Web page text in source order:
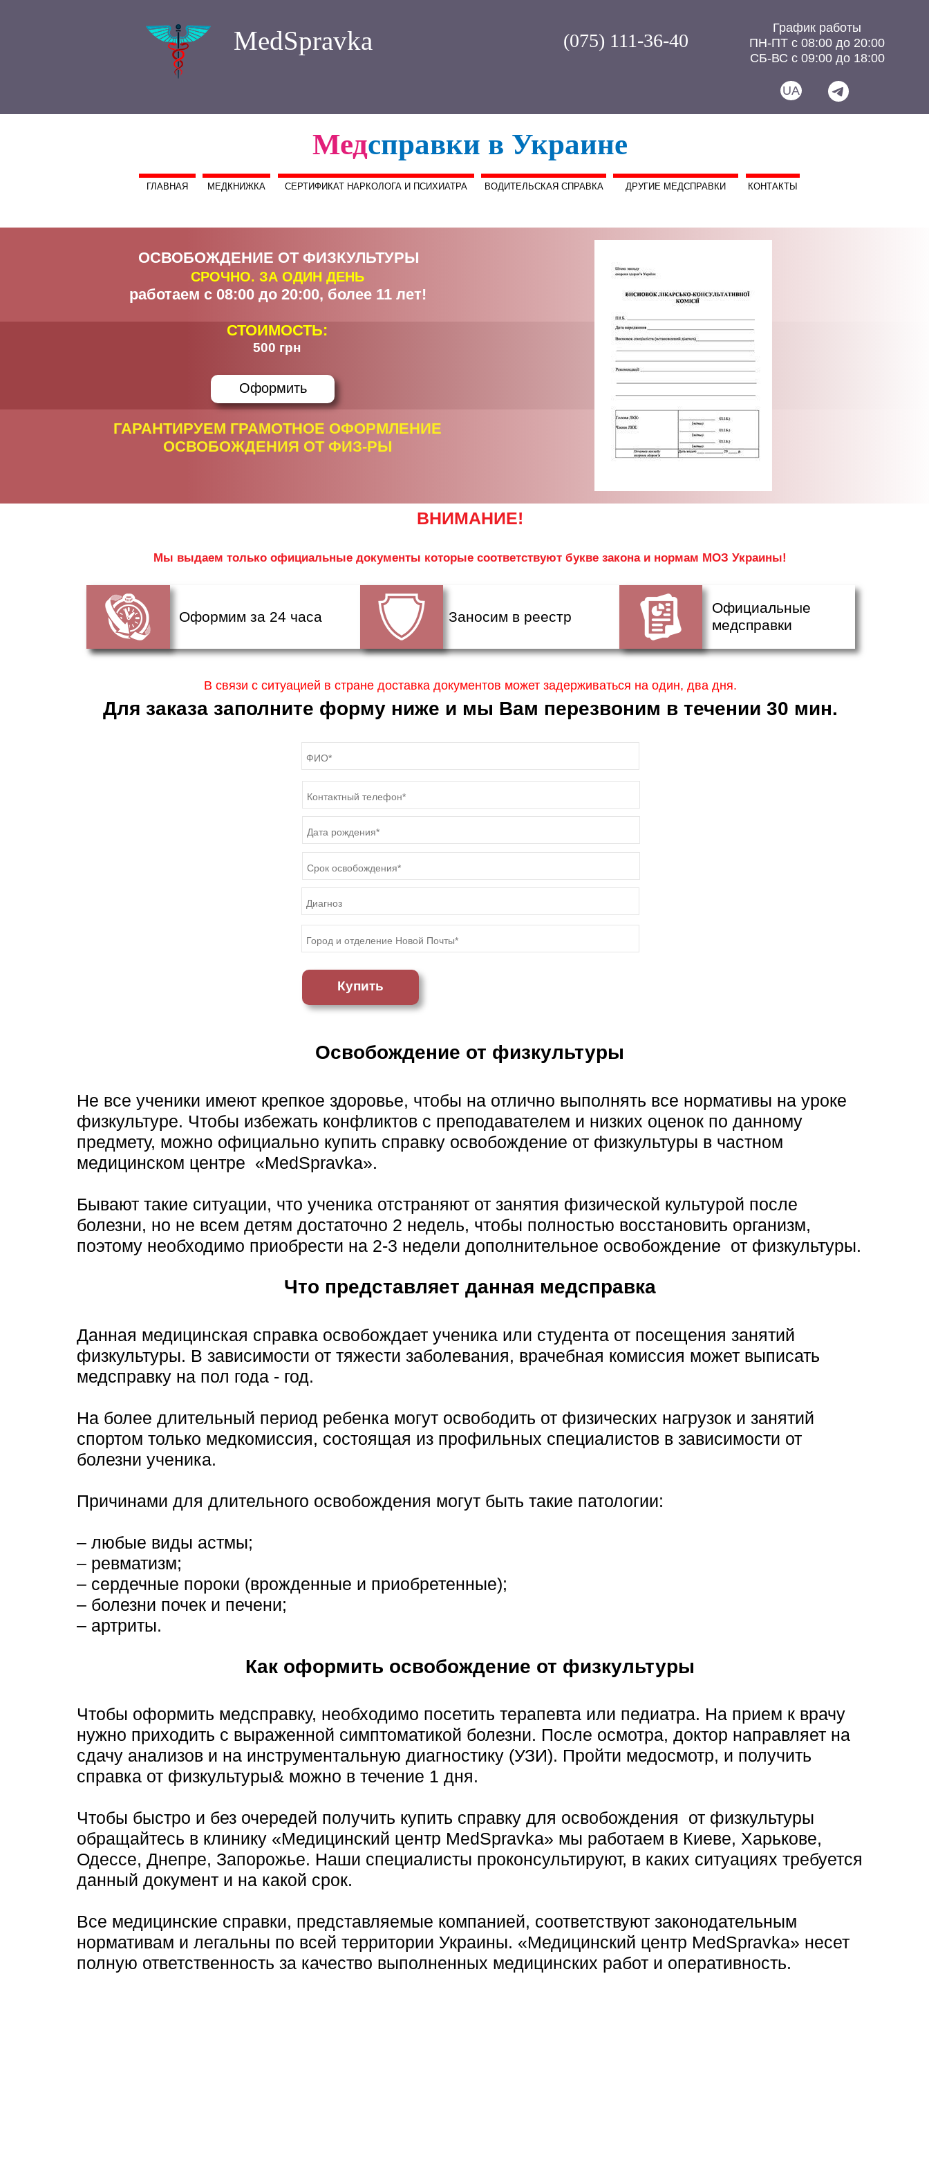
MedSpravka (075) 111-36-40
График работы
ПН-ПТ с 08:00 до 20:00
СБ-ВС с 09:00 до 18:00
UA
Медсправки в Украине
ГЛАВНАЯ МЕДКНИЖКА СЕРТИФИКАТ НАРКОЛОГА И ПСИХИАТРА ВОДИТЕЛЬСКАЯ СПРАВКА ДРУГИЕ МЕДСПРАВКИ КОНТАКТЫ
ОСВОБОЖДЕНИЕ ОТ ФИЗКУЛЬТУРЫ
СРОЧНО. ЗА ОДИН ДЕНЬ
работаем с 08:00 до 20:00, более 11 лет!
СТОИМОСТЬ:
500 грн
Оформить
ГАРАНТИРУЕМ ГРАМОТНОЕ ОФОРМЛЕНИЕ
ОСВОБОЖДЕНИЯ ОТ ФИЗ-РЫ
ВНИМАНИЕ!
Мы выдаем только официальные документы которые соответствуют букве закона и нормам МОЗ Украины!
Оформим за 24 часа Заносим в реестр
Официальные
медсправки
В связи с ситуацией в стране доставка документов может задерживаться на один, два дня.
Для заказа заполните форму ниже и мы Вам перезвоним в течении 30 мин.
Купить
Освобождение от физкультуры
Не все ученики имеют крепкое здоровье, чтобы на отлично выполнять все нормативы на уроке
физкультуре. Чтобы избежать конфликтов с преподавателем и низких оценок по данному
предмету, можно официально купить справку освобождение от физкультуры в частном
медицинском центре «MedSpravka».
Бывают такие ситуации, что ученика отстраняют от занятия физической культурой после
болезни, но не всем детям достаточно 2 недель, чтобы полностью восстановить организм,
поэтому необходимо приобрести на 2-3 недели дополнительное освобождение от физкультуры.
Что представляет данная медсправка
Данная медицинская справка освобождает ученика или студента от посещения занятий
физкультуры. В зависимости от тяжести заболевания, врачебная комиссия может выписать
медсправку на пол года - год.
На более длительный период ребенка могут освободить от физических нагрузок и занятий
спортом только медкомиссия, состоящая из профильных специалистов в зависимости от
болезни ученика.
Причинами для длительного освобождения могут быть такие патологии:
– любые виды астмы;
– ревматизм;
– сердечные пороки (врожденные и приобретенные);
– болезни почек и печени;
– артриты.
Как оформить освобождение от физкультуры
Чтобы оформить медсправку, необходимо посетить терапевта или педиатра. На прием к врачу
нужно приходить с выраженной симптоматикой болезни. После осмотра, доктор направляет на
сдачу анализов и на инструментальную диагностику (УЗИ). Пройти медосмотр, и получить
справка от физкультуры& можно в течение 1 дня.
Чтобы быстро и без очередей получить купить справку для освобождения от физкультуры
обращайтесь в клинику «Медицинский центр MedSpravka» мы работаем в Киеве, Харькове,
Одессе, Днепре, Запорожье. Наши специалисты проконсультируют, в каких ситуациях требуется
данный документ и на какой срок.
Все медицинские справки, представляемые компанией, соответствуют законодательным
нормативам и легальны по всей территории Украины. «Медицинский центр MedSpravka» несет
полную ответственность за качество выполненных медицинских работ и оперативность.